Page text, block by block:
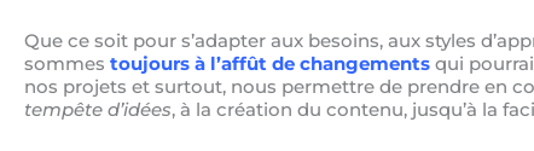
Que ce soit pour s’adapter aux besoins, aux styles
sommes toujours à l’affût de changements qui
nos projets et surtout, nous permettre de prendre en
tempête d’idées, à la création du contenu, jusqu’à la